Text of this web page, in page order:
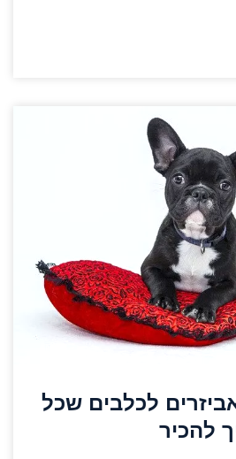
לכלבים שכל
להכיר